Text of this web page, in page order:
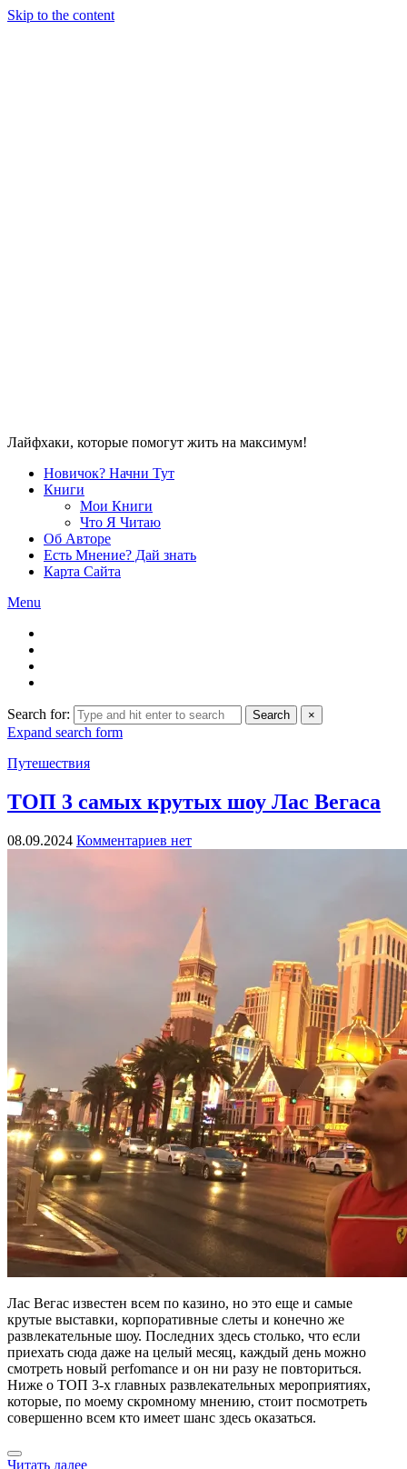
Skip to the content
Лайфхаки, которые помогут жить на максимум!
Новичок? Начни Тут
Книги
Мои Книги
Что Я Читаю
Об Авторе
Есть Мнение? Дай знать
Карта Сайта
Menu
Search for: Search ×
Expand search form
Путешествия
ТОП 3 самых крутых шоу Лас Вегаса
08.09.2024 Комментариев нет
Лас Вегас известен всем по казино, но это еще и самые
крутые выставки, корпоративные слеты и конечно же
развлекательные шоу. Последних здесь столько, что если
приехать сюда даже на целый месяц, каждый день можно
смотреть новый perfomance и он ни разу не повториться.
Ниже о ТОП 3-х главных развлекательных мероприятиях,
которые, по моему скромному мнению, стоит посмотреть
совершенно всем кто имеет шанс здесь оказаться.
Читать далее